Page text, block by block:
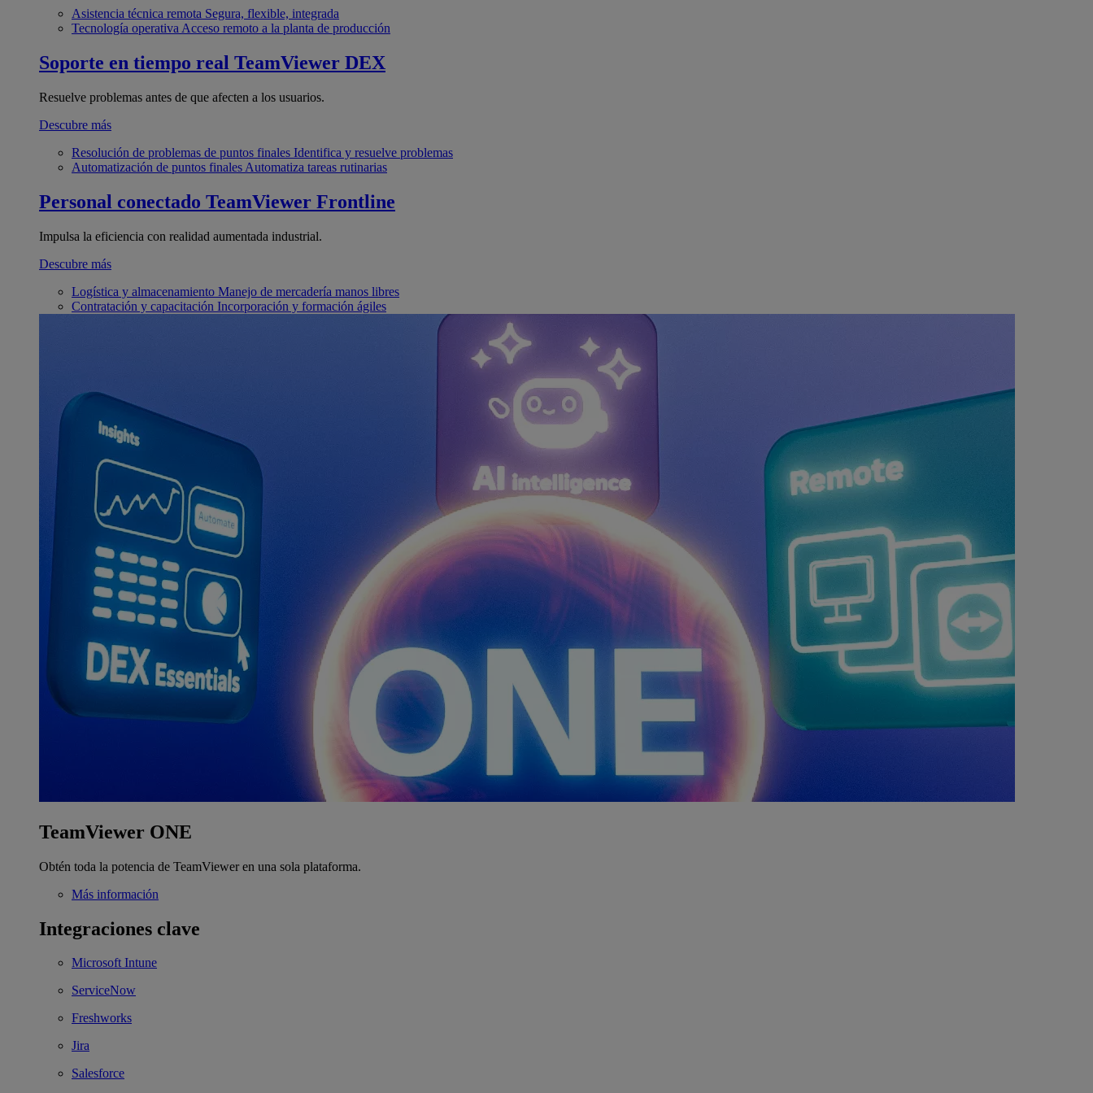
Asistencia técnica remota Segura, flexible, integrada
Tecnología operativa Acceso remoto a la planta de producción
Soporte en tiempo real TeamViewer DEX
Resuelve problemas antes de que afecten a los usuarios.
Descubre más
Resolución de problemas de puntos finales Identifica y resuelve problemas
Automatización de puntos finales Automatiza tareas rutinarias
Personal conectado TeamViewer Frontline
Impulsa la eficiencia con realidad aumentada industrial.
Descubre más
Logística y almacenamiento Manejo de mercadería manos libres
Contratación y capacitación Incorporación y formación ágiles
TeamViewer ONE
Obtén toda la potencia de TeamViewer en una sola plataforma.
Más información
Integraciones clave
Microsoft Intune
ServiceNow
Freshworks
Jira
Salesforce